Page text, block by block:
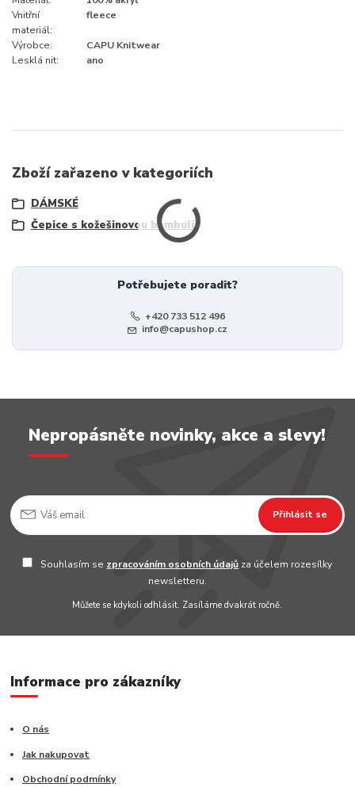
Vnitřní
materiál:
fleece
Výrobce:
CAPU Knitwear
Lesklá nit:
ano
Zboží zařazeno v kategoriích
DÁMSKÉ
Čepice s kožešinovou bambulí
Potřebujete poradit?
+420 733 512 496
info@capushop.cz
Nepropásněte novinky, akce a slevy!
Přihlásit se
Souhlasím se zpracováním osobních údajů za účelem rozesílky
newsletteru.
Můžete se kdykoli odhlásit. Zasíláme dvakrát ročně.
Informace pro zákazníky
O nás
Jak nakupovat
Obchodní podmínky